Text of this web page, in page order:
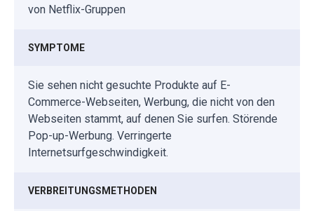
von Netflix-Gruppen
SYMPTOME
Sie sehen nicht gesuchte Produkte auf E-
Commerce-Webseiten, Werbung, die nicht von den
Webseiten stammt, auf denen Sie surfen. Störende
Pop-up-Werbung. Verringerte
Internetsurfgeschwindigkeit.
VERBREITUNGSMETHODEN